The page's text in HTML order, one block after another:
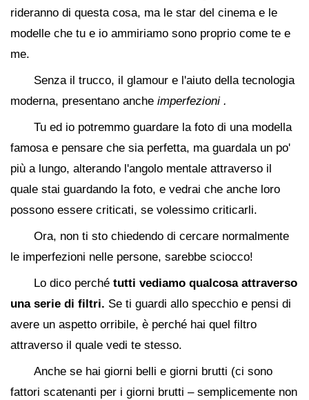
rideranno di questa cosa, ma le star del cinema e le
modelle che tu e io ammiriamo sono proprio come te e
me.
Senza il trucco, il glamour e l'aiuto della tecnologia
moderna, presentano anche imperfezioni .
Tu ed io potremmo guardare la foto di una modella
famosa e pensare che sia perfetta, ma guardala un po'
più a lungo, alterando l'angolo mentale attraverso il
quale stai guardando la foto, e vedrai che anche loro
possono essere criticati, se volessimo criticarli.
Ora, non ti sto chiedendo di cercare normalmente
le imperfezioni nelle persone, sarebbe sciocco!
Lo dico perché tutti vediamo qualcosa attraverso
una serie di filtri. Se ti guardi allo specchio e pensi di
avere un aspetto orribile, è perché hai quel filtro
attraverso il quale vedi te stesso.
Anche se hai giorni belli e giorni brutti (ci sono
fattori scatenanti per i giorni brutti – semplicemente non